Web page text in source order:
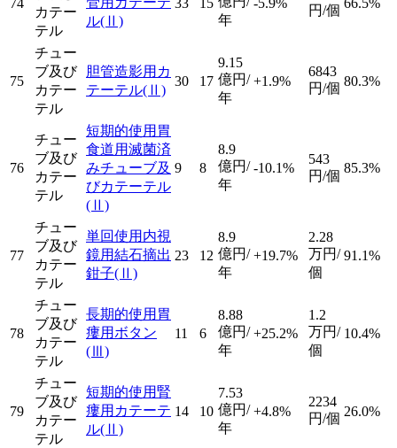
74
カテー
テル
ル(Ⅱ)
33 15
年
-5.9%
円/個 66.5%
75
チュー
ブ及び
カテー
テル
胆管造影用カ
テーテル(Ⅱ)
30 17
9.15
億円/
年
+1.9%
6843
円/個 80.3%
76
チュー
ブ及び
カテー
テル
短期的使用胃
食道用滅菌済
みチューブ及
びカテーテル
(Ⅱ)
9 8
8.9
億円/
年
-10.1%
543
円/個
85.3%
77
チュー
ブ及び
カテー
テル
単回使用内視
鏡用結石摘出
鉗子(Ⅱ)
23 12
8.9
億円/
年
+19.7%
2.28
万円/
個
91.1%
78
チュー
ブ及び
カテー
テル
長期的使用胃
瘻用ボタン
(Ⅲ)
11 6
8.88
億円/
年
+25.2%
1.2
万円/
個
10.4%
79
チュー
ブ及び
カテー
テル
短期的使用腎
瘻用カテーテ
ル(Ⅱ)
14 10
7.53
億円/
年
+4.8%
2234
円/個 26.0%